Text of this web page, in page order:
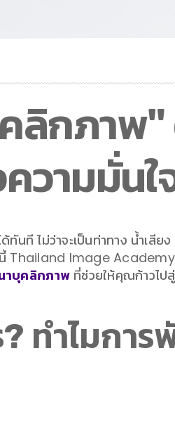
กภาพ"
วามมั่นใ
ที ไม่ว่าจะเป็นท่าทาง น้ำเสี
Thailand Image Academy
บุคลิกภาพที่ช่วยให้คุณก้าวไปสู่
ทำไมกา